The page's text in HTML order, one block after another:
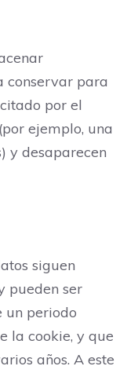
conservar para
por el
ejemplo, una
y desaparecen
siguen
pueden ser
un periodo
la cookie, y que
años. A este